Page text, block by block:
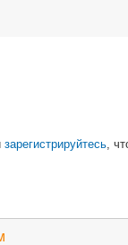
зарегистрируйтесь,